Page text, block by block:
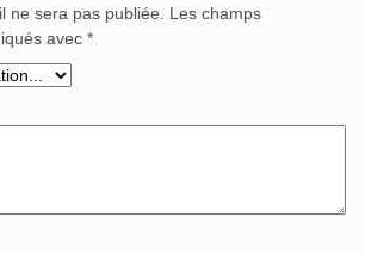
ne sera pas publiée.
Les champs
avec *